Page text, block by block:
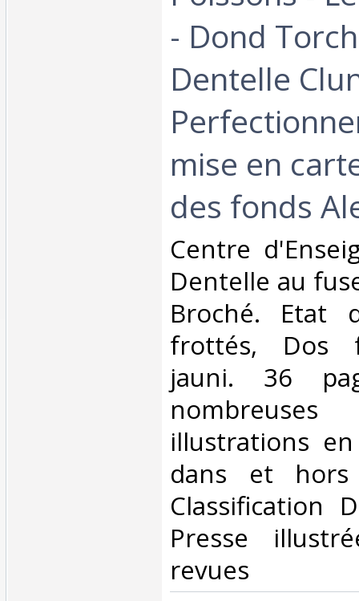
- Dond
Dentelle
mise en
des fonds
‎Centre
Dentelle au
Broché. Etat
frottés, Dos
jauni. 36
illustrations
dans et
Classification
Presse
revues‎